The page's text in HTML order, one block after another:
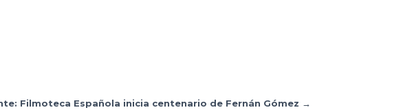
Filmoteca Española inicia centenario de Fernán Gómez →